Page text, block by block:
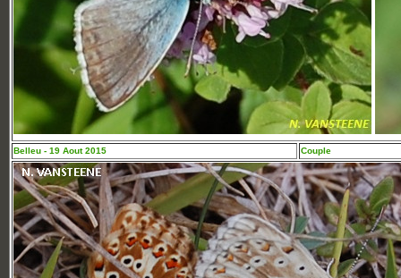
Belleu - 19 Aout 2015 Couple